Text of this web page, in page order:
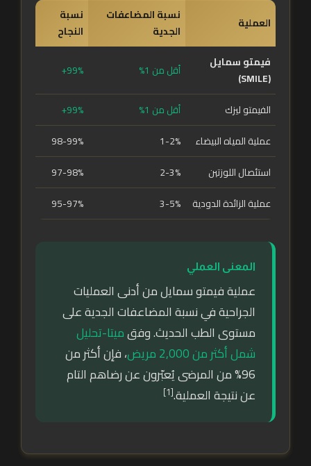
العملية
نسبة المضاعفات
الجدية
نسبة
النجاح
فيمتو سمايل
(SMILE)
أقل من 1% 99%+
الفيمتو ليزك أقل من 1%
99%+
عملية المياه البيضاء
1-2%
98-99%
استئصال اللوزتين
2-3%
97-98%
عملية الزائدة الدودية
3-5%
95-97%
المعنى العملي
عملية فيمتو سمايل من أدنى العمليات
الجراحية في نسبة المضاعفات الجدية على
مستوى الطب الحديث. وفقميتا-تحليل
شمل أكثر من 2,000 مريض
، فإن أكثر من
96% من المرضى يُعبّرون عن رضاهم التام
عن نتيجة العملية.[1]